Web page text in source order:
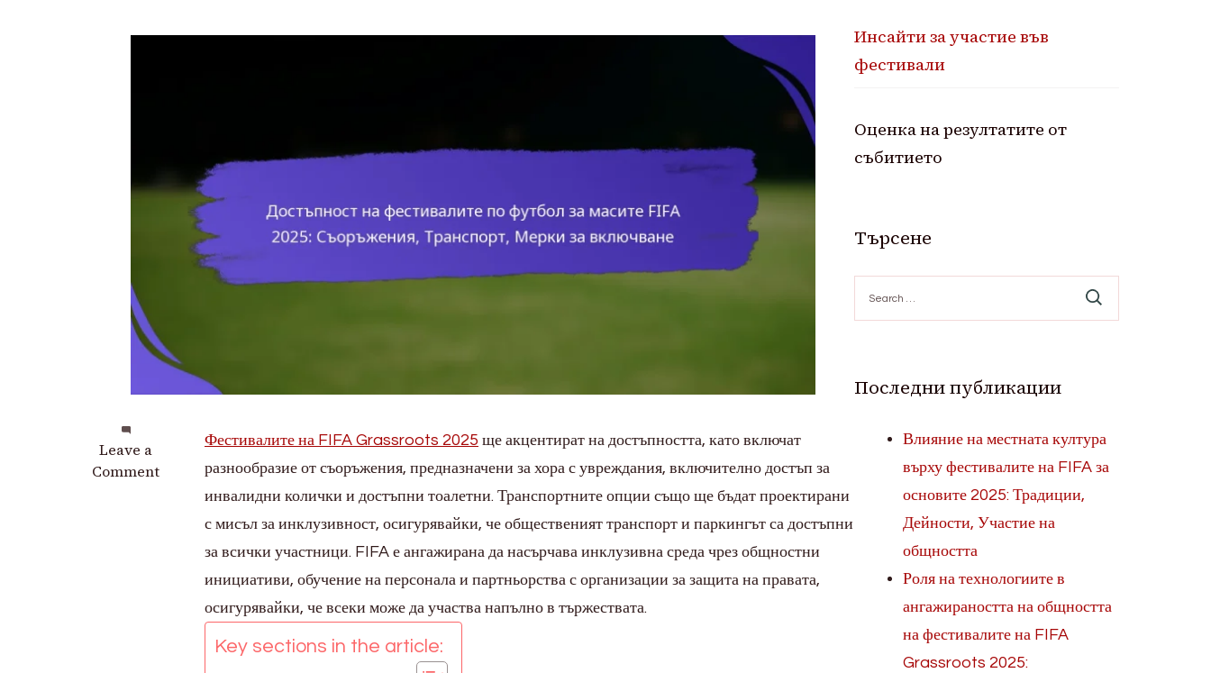
Leave a
Comment
on
Достъпност
Фестивалите на FIFA Grassroots 2025 ще акцентират на достъпността, като включат
разнообразие от съоръжения, предназначени за хора с увреждания, включително достъп за
инвалидни колички и достъпни тоалетни. Транспортните опции също ще бъдат проектирани
с мисъл за инклузивност, осигурявайки, че общественият транспорт и паркингът са достъпни
за всички участници. FIFA е ангажирана да насърчава инклузивна среда чрез общностни
инициативи, обучение на персонала и партньорства с организации за защита на правата,
осигурявайки, че всеки може да участва напълно в тържествата.
Key sections in the article:
Инсайти за участие във
фестивали
Оценка на резултатите от
събитието
Търсене
for:
Последни публикации
Влияние на местната култура
върху фестивалите на FIFA за
основите 2025: Традиции,
Дейности, Участие на
общността
Роля на технологиите в
ангажираността на общността
на фестивалите на FIFA
Grassroots 2025: